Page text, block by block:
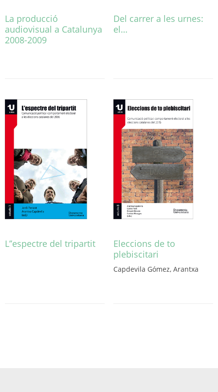
La producció
audiovisual a Catalunya
2008-2009
Del carrer a les urnes:
el…
Las
opciones
pueden
elegir
página
producto
L’’espectre del tripartit
Eleccions de to
plebiscitari
Capdevila Gómez, Arantxa